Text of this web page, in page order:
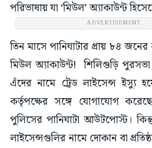
পরিভাষায় যা ‘মিউল’ অ্যাকাউন্ট
ADVERTISEMENT
তিন মাসে পানিঘাটার প্রায় ৮৪
মিউল অ্যাকাউন্ট! শিলিগুড়ি
এঁদের নামে ট্রেড লাইসেন্স ইস্যু
কর্তৃপক্ষের সঙ্গে যোগাযোগ
পুলিসের পানিঘাটা আউটপোস্ট।
লাইসেন্সগুলির নামে দোকান বা